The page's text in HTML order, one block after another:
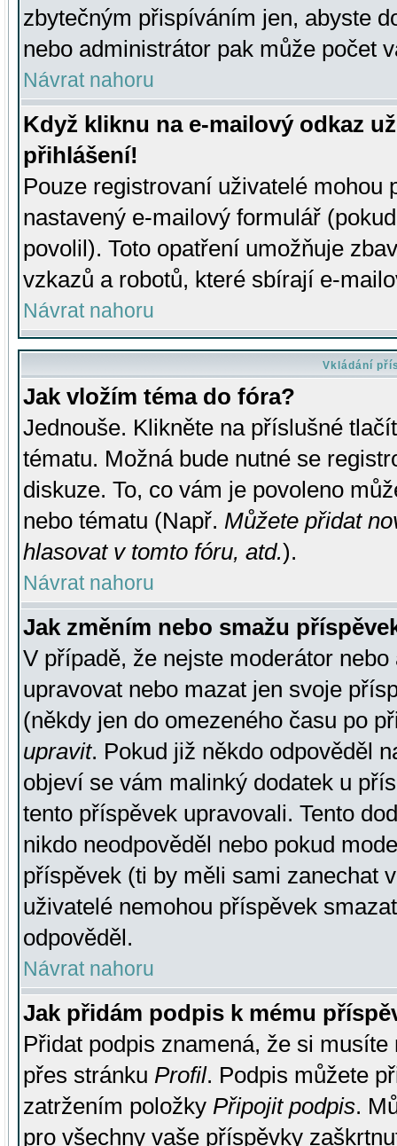
zbytečným přispíváním jen, abyste
nebo administrátor pak může počet
Návrat nahoru
Když kliknu na e-mailový odkaz
přihlášení!
Pouze registrovaní uživatelé mohou
nastavený e-mailový formulář
povolil). Toto opatření umožňuje
vzkazů a robotů, které sbírají e-
Návrat nahoru
Vkládání
Jak vložím téma do fóra?
Jednouše. Klikněte na příslušné
tématu. Možná bude nutné se
diskuze. To, co vám je povoleno
nebo tématu (Např. Můžete přidat
hlasovat v tomto fóru, atd.).
Návrat nahoru
Jak změním nebo smažu
V případě, že nejste moderátor
upravovat nebo mazat jen svoje
(někdy jen do omezeného času po
upravit. Pokud již někdo odpověděl
objeví se vám malinký dodatek u
tento příspěvek upravovali. Tento
nikdo neodpověděl nebo pokud
příspěvek (ti by měli sami zanechat
uživatelé nemohou příspěvek
odpověděl.
Návrat nahoru
Jak přidám podpis k mému
Přidat podpis znamená, že si
přes stránku Profil. Podpis můžete
zatržením položky Připojit podpis.
pro všechny vaše příspěvky